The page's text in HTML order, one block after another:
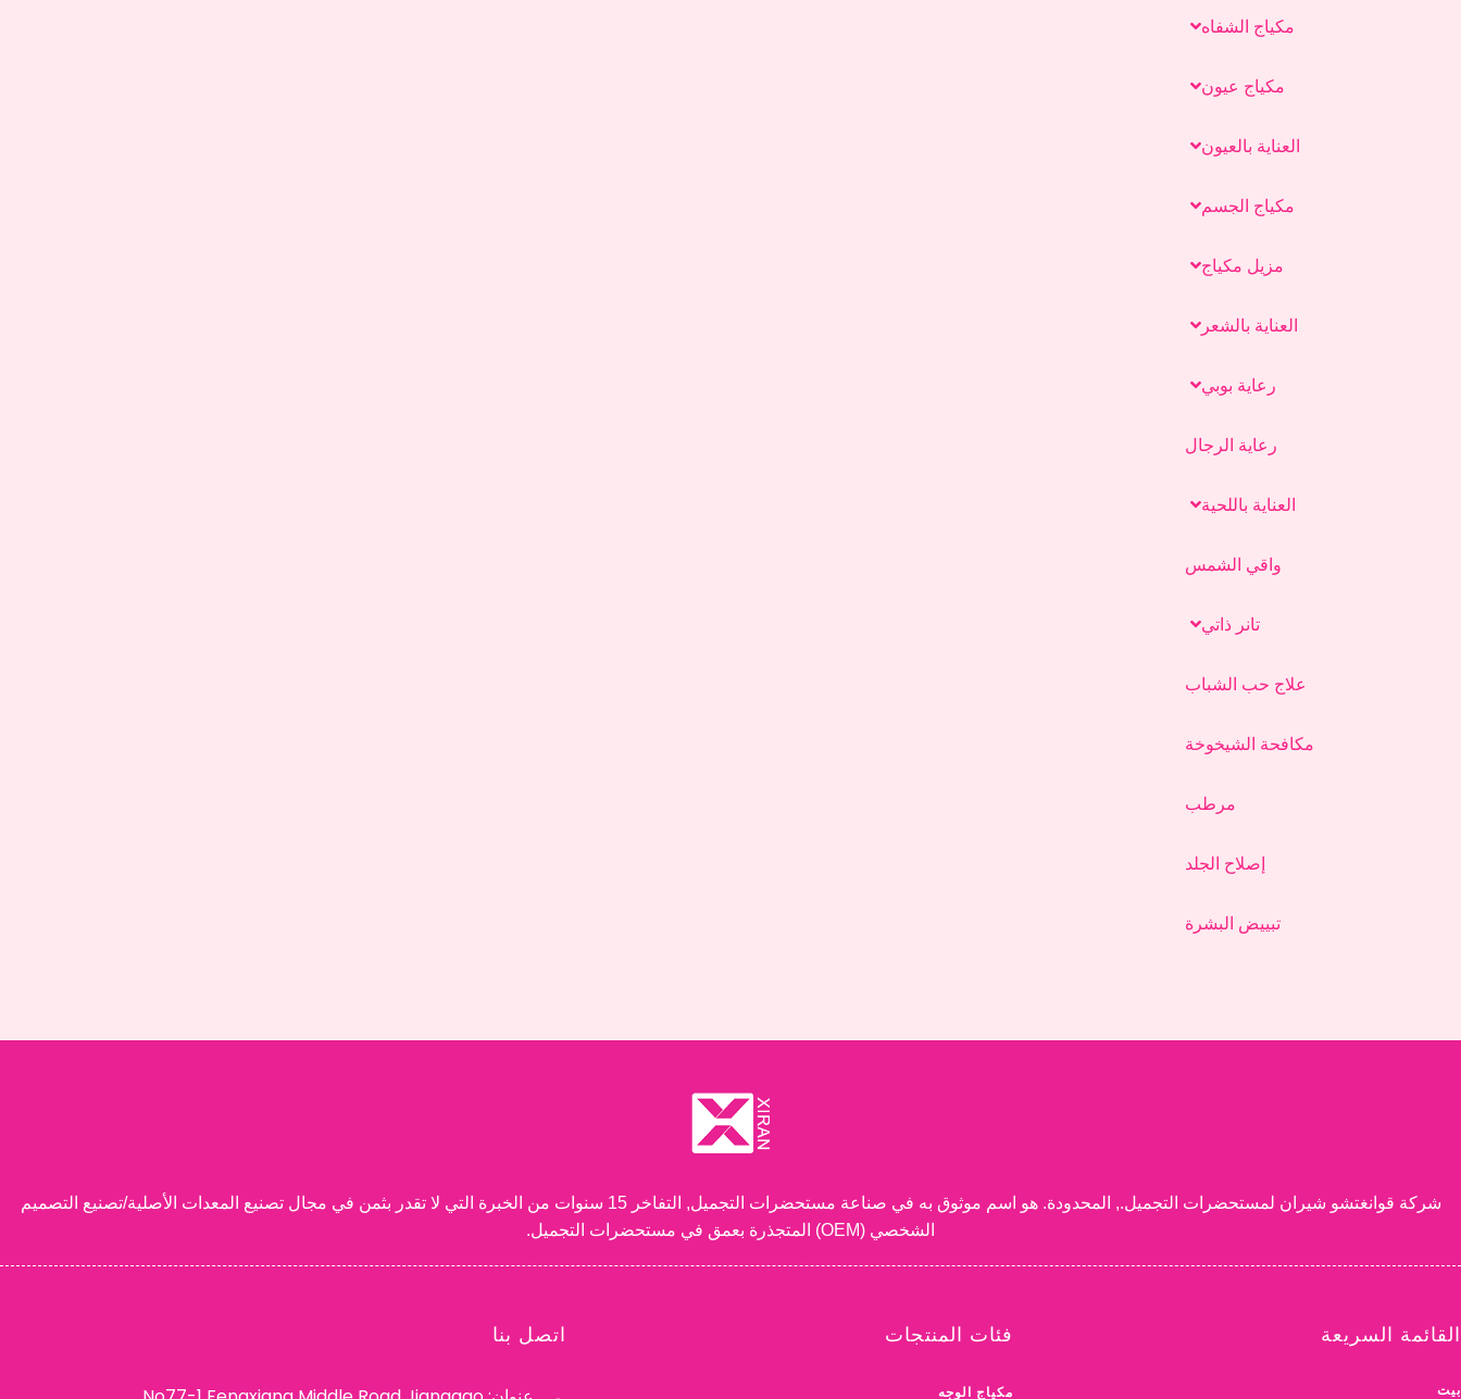
مكياج الشفاه
مكياج عيون
العناية بالعيون
مكياج الجسم
مزيل مكياج
العناية بالشعر
رعاية بوبي
رعاية الرجال
العناية باللحية
واقي الشمس
تانر ذاتي
علاج حب الشباب
مكافحة الشيخوخة
مرطب
إصلاح الجلد
تبييض البشرة
شركة قوانغتشو شيران لمستحضرات التجميل., المحدودة. هو اسم موثوق به في صناعة مستحضرات التجميل, التفاخر 15 سنوات من الخبرة التي لا تقدر بثمن في مجال تصنيع المعدات الأصلية/تصنيع التصميم
الشخصي (OEM) المتجذرة بعمق في مستحضرات التجميل.
القائمة السريعة
بيت
فئات المنتجات
مكياج الوجه
اتصل بنا